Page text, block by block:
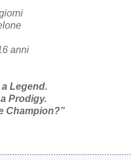
anni
a Legend.
Prodigy.
Champion?”